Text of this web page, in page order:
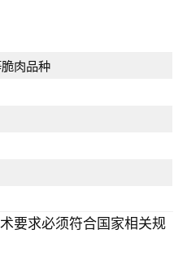
肉品种
要求必须符合国家相关规